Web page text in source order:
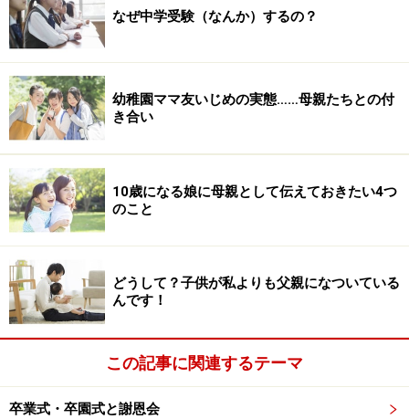
なぜ中学受験（なんか）するの？
幼稚園ママ友いじめの実態……母親たちとの付
き合い
10歳になる娘に母親として伝えておきたい4つ
のこと
どうして？子供が私よりも父親になついている
んです！
この記事に関連するテーマ
卒業式・卒園式と謝恩会